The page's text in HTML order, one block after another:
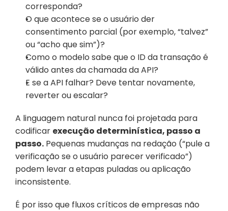
corresponda?
O que acontece se o usuário der
consentimento parcial (por exemplo, “talvez”
ou “acho que sim”)?
Como o modelo sabe que o ID da transação é
válido antes da chamada da API?
E se a API falhar? Deve tentar novamente,
reverter ou escalar?
A linguagem natural nunca foi projetada para
codificar execução determinística, passo a
passo. Pequenas mudanças na redação (“pule a
verificação se o usuário parecer verificado”)
podem levar a etapas puladas ou aplicação
inconsistente.
É por isso que fluxos críticos de empresas não